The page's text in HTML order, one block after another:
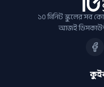
১০ মিনিট স্কুলের সব
আজই